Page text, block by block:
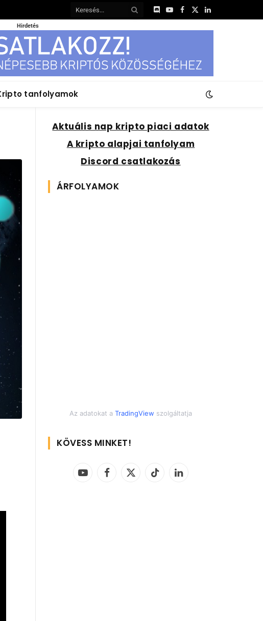
DiscordYouTube
Facebook
X
LinkedIn
Hirdetés
tanfolyamok
Aktuális nap kripto piaci adatok
A kripto alapjai tanfolyam
Discord csatlakozás
ÁRFOLYAMOK
Az adatokat a TradingView szolgáltatja
KÖVESS MINKET!
YouTubeFacebook
X
TikTok LinkedIn